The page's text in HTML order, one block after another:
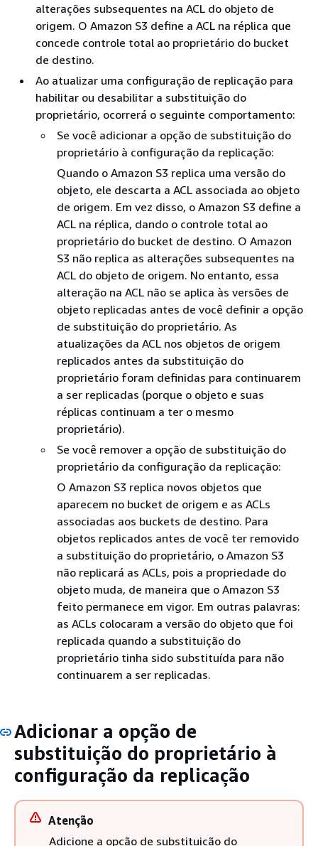
alterações subsequentes na ACL do objeto de
origem. O Amazon S3 define a ACL na réplica que
concede controle total ao proprietário do bucket
de destino.
Ao atualizar uma configuração de replicação para
habilitar ou desabilitar a substituição do
proprietário, ocorrerá o seguinte comportamento:
Se você adicionar a opção de substituição do
proprietário à configuração da replicação:
Quando o Amazon S3 replica uma versão do
objeto, ele descarta a ACL associada ao objeto
de origem. Em vez disso, o Amazon S3 define a
ACL na réplica, dando o controle total ao
proprietário do bucket de destino. O Amazon
S3 não replica as alterações subsequentes na
ACL do objeto de origem. No entanto, essa
alteração na ACL não se aplica às versões de
objeto replicadas antes de você definir a opção
de substituição do proprietário. As
atualizações da ACL nos objetos de origem
replicados antes da substituição do
proprietário foram definidas para continuarem
a ser replicadas (porque o objeto e suas
réplicas continuam a ter o mesmo
proprietário).
Se você remover a opção de substituição do
proprietário da configuração da replicação:
O Amazon S3 replica novos objetos que
aparecem no bucket de origem e as ACLs
associadas aos buckets de destino. Para
objetos replicados antes de você ter removido
a substituição do proprietário, o Amazon S3
não replicará as ACLs, pois a propriedade do
objeto muda, de maneira que o Amazon S3
feito permanece em vigor. Em outras palavras:
as ACLs colocaram a versão do objeto que foi
replicada quando a substituição do
proprietário tinha sido substituída para não
continuarem a ser replicadas.
Adicionar a opção de
substituição do proprietário à
configuração da replicação
Atenção
Adicione a opção de substituição do